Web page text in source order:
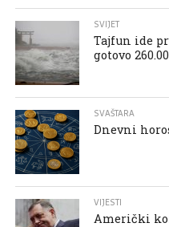
SVIJET
Tajfun ide
gotovo
SVAŠTARA
Dnevni
VIJESTI
Američki